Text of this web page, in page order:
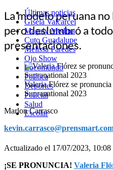
Últimas noticias
Gisela Valcarcel
Magaly Medina
Cuto Guadalupe
Melissa Paredes
Ojo Show
Locomundo
Política
Deportes
Policial
Salud
Escolar
La modelo peruana
pero deslumbró a
presentaciones.
Valeria Flórez se
Supranational 2023
Marlon Carrasco
Actualizado el 17/07/2023, 10:08
¡SE PRONUNCIA! Valeria